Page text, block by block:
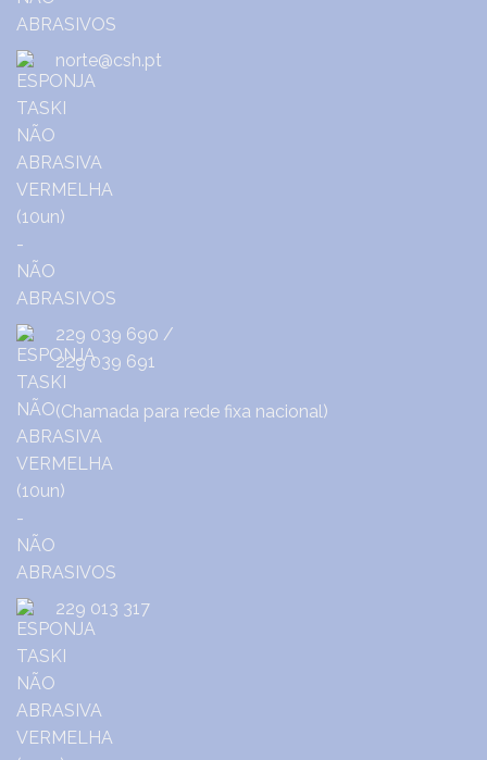
norte@csh.pt
229 039 690 /
229 039 691
(Chamada para rede fixa nacional)
229 013 317